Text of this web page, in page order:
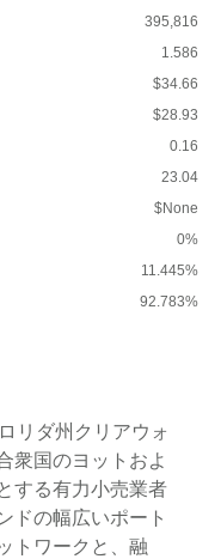
395,816
1.586
$34.66
$28.93
0.16
23.04
$None
0%
11.445%
92.783%
リダ州クリアウォ
衆国のヨットおよ
する有力小売業者
ドの幅広いポート
トワークと、融